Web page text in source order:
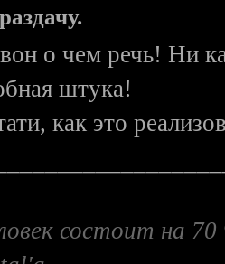
о чем речь! Ни
штука!
как это
состоит на